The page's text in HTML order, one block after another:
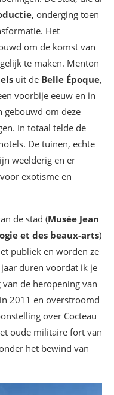
, onderging toen
Het
om de komst van
te maken. Menton
uit de Belle Époque,
voorbije eeuw en in
gebouwd om deze
In totaal telde de
De tuinen, echte
weelderig en er
exotisme en
de stad (Musée Jean
et des beaux-arts)
publiek en worden ze
duren voordat ik je
de heropening van
2011 en overstroomd
over Cocteau
oude militaire fort van
het bewind van